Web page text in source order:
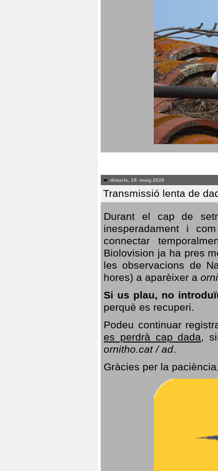
dimarts, 19. maig 2026
Transmissió lenta de
Durant el cap de
inesperadament i
connectar
Biolovision ja ha pres
les observacions de
hores) a aparèixer a
Si us plau, no
perquè es recuperi.
Podeu continuar
es perdrà cap dada,
ornitho.cat / ad.
Gràcies per la